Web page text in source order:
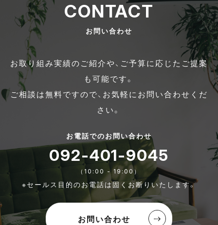
CONTACT
お問い合わせ
お取り組み実績のご紹介や、ご予算に応じたご提案
も可能です。
ご相談は無料ですので、お気軽にお問い合わせくだ
さい。
お電話でのお問い合わせ
092-401-9045
（10:00 - 19:00）
※セールス目的のお電話は固くお断りいたします。
お問い合わせ